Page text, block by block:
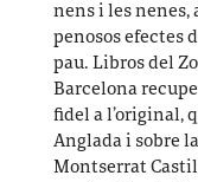
nens i les nenes,
penosos efectes
pau. Libros del
Barcelona
fidel a l’original,
Anglada i sobre
Montserrat